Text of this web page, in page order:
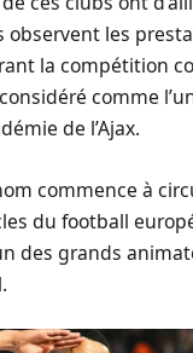
observent les
la compétition
comme
de l’Ajax.
commence à
du football
des grands